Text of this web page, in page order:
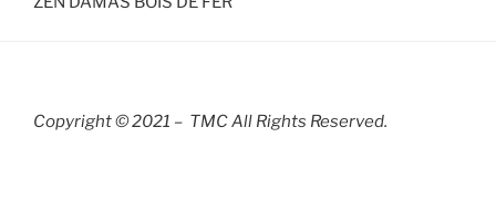
Copyright © 2021 – TMC All Rights Reserved.